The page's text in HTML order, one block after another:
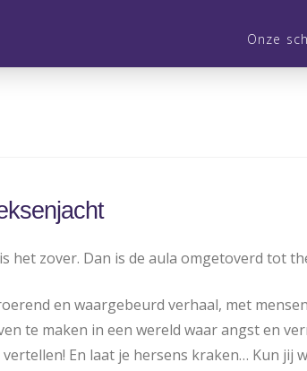
Onze
het zover. Dan is de aula omgetoverd tot
en waargebeurd verhaal, met
te maken in een wereld waar angst en
En laat je hersens kraken… Kun jij